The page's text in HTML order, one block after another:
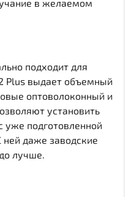
в желаемом
подходит для
Plus выдает объемный
оптоволоконный и
установить
уже подготовленной
ней даже заводские
лучше.